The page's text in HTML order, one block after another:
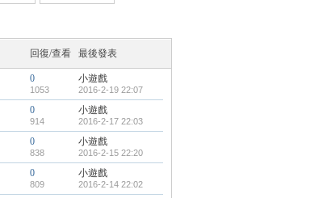
回復/查看 最後發表
0
1053
小遊戲
2016-2-19 22:07
0
914
小遊戲
2016-2-17 22:03
0
838
小遊戲
2016-2-15 22:20
0
809
小遊戲
2016-2-14 22:02